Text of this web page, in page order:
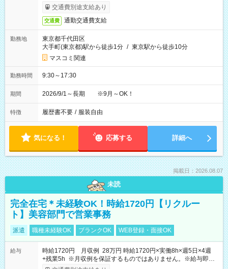
交通費別途支給あり
交通費 通勤交通費支給
勤務地
東京都千代田区
大手町(東京都)駅から徒歩1分 / 東京駅から徒歩10分
マスコミ関連
勤務時間 9:30～17:30
期間 2026/9/1～長期 ※9月～OK！
特徴 履歴書不要 / 服装自由
気になる！ 応募する 詳細へ
掲載日：2026.08.07
未読
完全在宅＊未経験OK！時給1720円【リクルー
ト】美容部門で営業事務
派遣 職種未経験OK ブランクOK WEB登録・面接OK
給与
時給1720円 月収例 28万円 時給1720円×実働8h×週5日×4週
+残業5h ※月収例を保証するものではありません。※給与即受
取りサービス利用可（利用条件有）